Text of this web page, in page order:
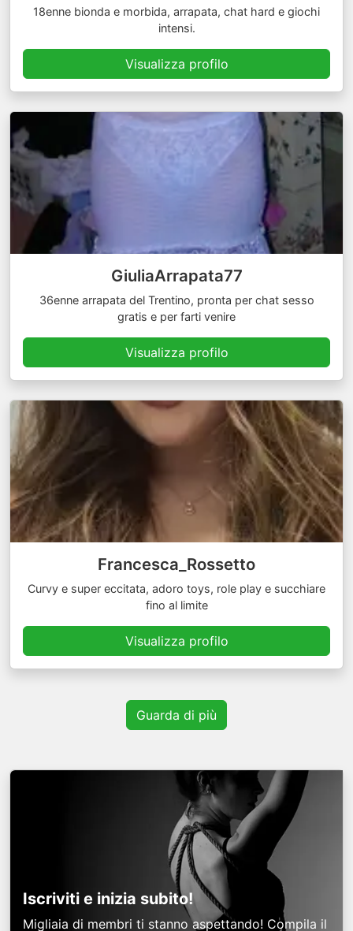
18enne bionda e morbida, arrapata, chat hard e giochi
intensi.
Visualizza profilo
GiuliaArrapata77
36enne arrapata del Trentino, pronta per chat sesso
gratis e per farti venire
Visualizza profilo
Francesca_Rossetto
Curvy e super eccitata, adoro toys, role play e succhiare
fino al limite
Visualizza profilo
Guarda di più
Iscriviti e inizia subito!
Migliaia di membri ti stanno aspettando! Compila il